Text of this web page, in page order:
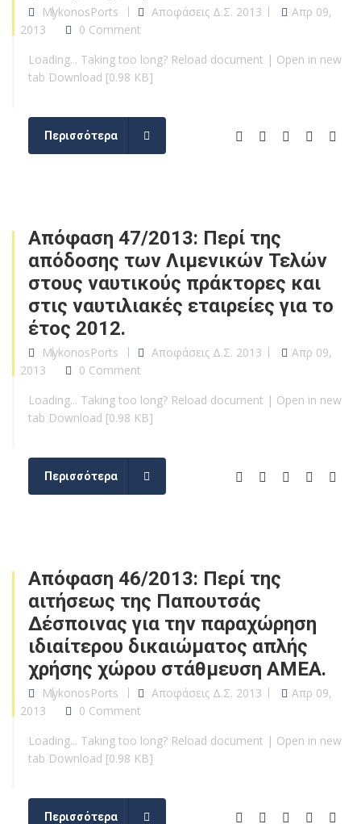
MykonosPorts Αποφάσεις Δ.Σ. 2013
Απρ 09,
2013
0 Comment
Loading... Taking too long? Reload document | Open in new
tab Download [0.98 KB]
Περισσότερα
Απόφαση 47/2013: Περί της
απόδοσης των Λιμενικών Τελών
στους ναυτικούς πράκτορες και
στις ναυτιλιακές εταιρείες για το
έτος 2012.
MykonosPorts Αποφάσεις Δ.Σ. 2013
Απρ 09,
2013
0 Comment
Loading... Taking too long? Reload document | Open in new
tab Download [0.98 KB]
Περισσότερα
Απόφαση 46/2013: Περί της
αιτήσεως της Παπουτσάς
Δέσποινας για την παραχώρηση
ιδιαίτερου δικαιώματος απλής
χρήσης χώρου στάθμευση ΑΜΕΑ.
MykonosPorts Αποφάσεις Δ.Σ. 2013
Απρ 09,
2013
0 Comment
Loading... Taking too long? Reload document | Open in new
tab Download [0.98 KB]
Περισσότερα